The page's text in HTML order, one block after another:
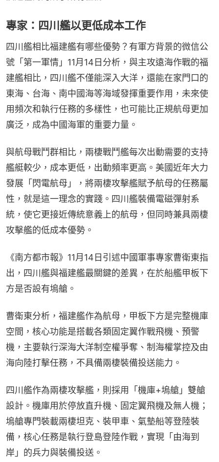
專家：四川艦以更低成本工作
四川艦相比福建艦有哪些優勢？有軍方背景的微信公
號「第一軍情」11月14日分析，與主攻遠海作戰的福
建艦相比，四川艦不僅能深入大洋，還能在家門口的
東海、台海、南中國海等海域發揮重要作用，未來使
用頻次和執行任務的多樣性，也可能比正規航母更加
廣泛，成為中國海軍的重要力量。
與航母戰鬥群相比，兩棲戰鬥艦每次出動需要的支持
艦艇較少，成本更低，出動頻率更高。美國近年大力
發展「閃電航母」，將兩棲攻擊艦賦予航母的任務屬
性，就是這一理念的實踐。四川艦裝備電磁彈射系
統，使它更接近傳統意義上的航母，但同時兼具兩棲
攻擊艦的低成本優勢。
《南方都市報》11月14日引述中國軍事專家曹衛東指
出，四川艦與福建艦最關鍵的差異，在於船艦甲板下
方是否設有塢艙。
曹衛東分析，福建艦作為航母，甲板下方是完整機庫
空間，核心功能是搭載各類固定翼作戰飛機、預警
機，主要執行深海大洋制空權爭奪、制海權掌控及由
海向陸打擊任務，不具備兩棲裝備投送能力。
四川艦作為兩棲攻擊艦，則採用「機庫+塢艙」雙艙
設計。機庫用於停放直升機、固定翼飛機及無人機；
塢艙專門裝載兩棲坦克、裝甲車、氣墊船等登陸裝
備，核心任務是執行登島登陸作戰，實現「由海到
岸」的兵力與裝備投送。